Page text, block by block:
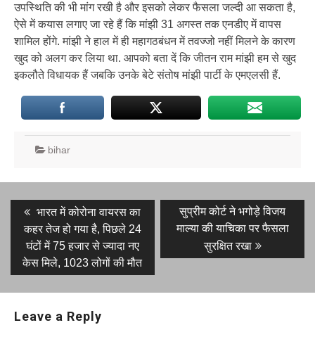
उपस्थिति की भी मांग रखी है और इसको लेकर फैसला जल्दी आ सकता है,
ऐसे में कयास लगाए जा रहे हैं कि मांझी 31 अगस्त तक एनडीए में वापस
शामिल होंगे. मांझी ने हाल में ही महागठबंधन में तवज्जो नहीं मिलने के कारण
खुद को अलग कर लिया था. आपको बता दें कि जीतन राम मांझी हम से खुद
इकलौते विधायक हैं जबकि उनके बेटे संतोष मांझी पार्टी के एमएलसी हैं.
bihar
Post
navigation
Previous
post:
भारत में कोरोना वायरस का
कहर तेज हो गया है, पिछले 24
घंटों में 75 हजार से ज्यादा नए
केस मिले, 1023 लोगों की मौत
Next
post:
सुप्रीम कोर्ट ने भगोड़े विजय
माल्या की याचिका पर फैसला
सुरक्षित रखा
Leave a Reply